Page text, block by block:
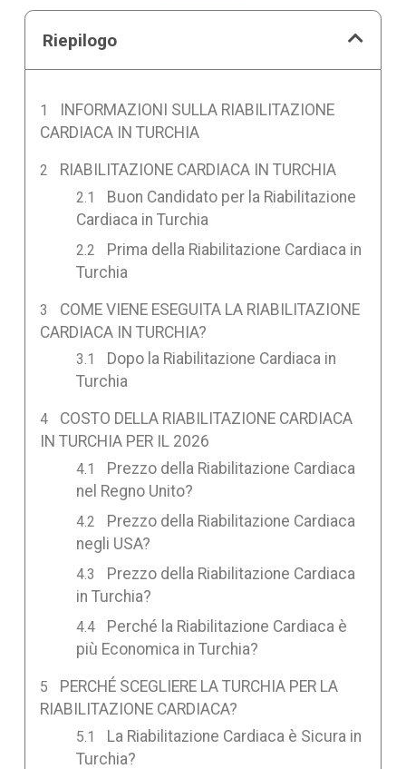
Riepilogo
INFORMAZIONI SULLA RIABILITAZIONE
CARDIACA IN TURCHIA
RIABILITAZIONE CARDIACA IN TURCHIA
Buon Candidato per la Riabilitazione
Cardiaca in Turchia
Prima della Riabilitazione Cardiaca in
Turchia
COME VIENE ESEGUITA LA RIABILITAZIONE
CARDIACA IN TURCHIA?
Dopo la Riabilitazione Cardiaca in
Turchia
COSTO DELLA RIABILITAZIONE CARDIACA
IN TURCHIA PER IL 2026
Prezzo della Riabilitazione Cardiaca
nel Regno Unito?
Prezzo della Riabilitazione Cardiaca
negli USA?
Prezzo della Riabilitazione Cardiaca
in Turchia?
Perché la Riabilitazione Cardiaca è
più Economica in Turchia?
PERCHÉ SCEGLIERE LA TURCHIA PER LA
RIABILITAZIONE CARDIACA?
La Riabilitazione Cardiaca è Sicura in
Turchia?